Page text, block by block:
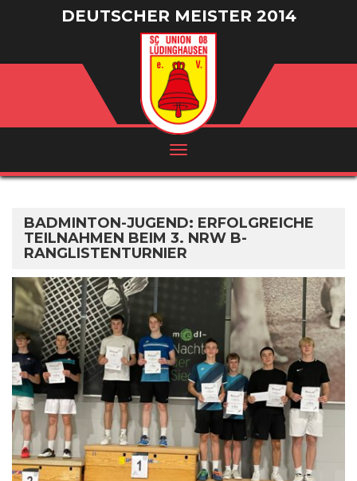
DEUTSCHER MEISTER 2014
/ VIZEMEISTER 2016
BADMINTON-JUGEND: ERFOLGREICHE
TEILNAHMEN BEIM 3. NRW B-
RANGLISTENTURNIER